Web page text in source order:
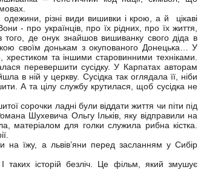
одежини, різні види вишивки і крою, а й цікаві
- про українців, про їх рідних, про їх життя,
де онук знайшов вишиванку свого діда в
своїм донькам з окупованого Донецька… У
хрестиком та іншими старовинними техніками.
перевершити сусідку. У Карпатах авторам
в ній у церкву. Сусідка так оглядала її, ніби
А та цілу службу крутилася, щоб сусідка не
сорочки ладні були віддати життя чи піти під
Шухевича Ольгу Ільків, яку відправили на
матеріалом для голки служила рибна кістка.
на їжу, а львів’яни перед засланням у Сибір
таких історій безліч. Це фільм, який змушує